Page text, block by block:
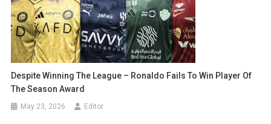
Despite Winning The League – Ronaldo Fails To Win Player Of
The Season Award
May 23, 2026 Editor